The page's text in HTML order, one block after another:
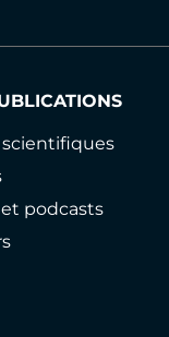
scientifiques
podcasts